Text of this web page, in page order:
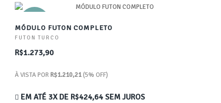
MÓDULO FUTON COMPLETO
FUTON TURCO
R$1.273,90
À VISTA PORR$1.210,21(5% OFF)
EM ATÉ 3X DE R$424,64 SEM JUROS